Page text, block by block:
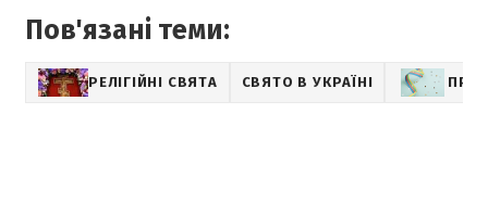
Пов'язані теми:
РЕЛІГІЙНІ СВЯТА СВЯТО В УКРАЇНІ